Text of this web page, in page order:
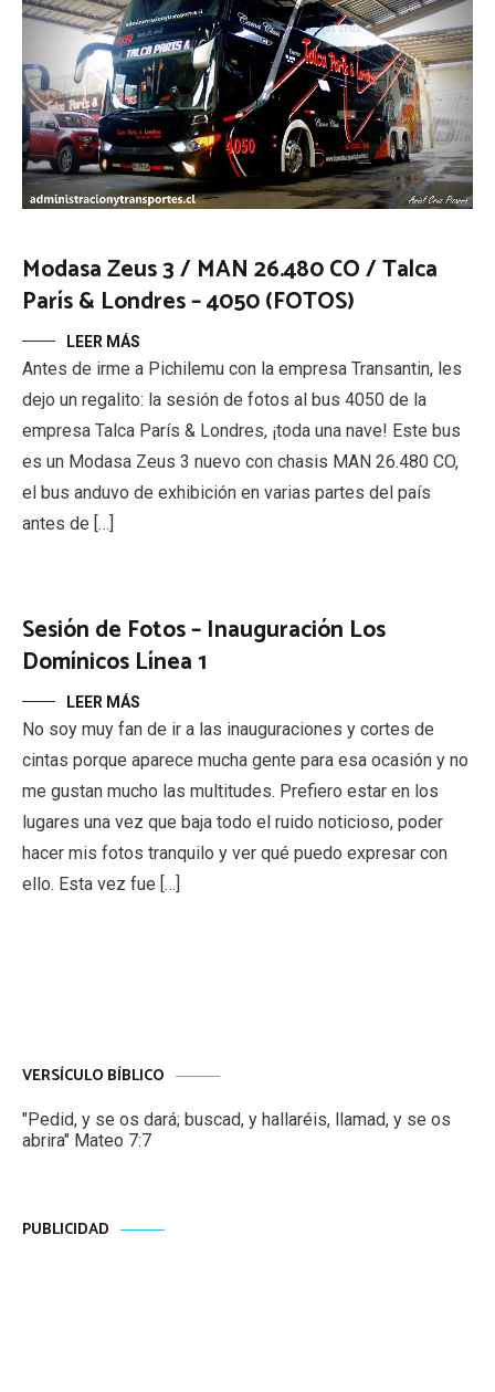
Modasa Zeus 3 / MAN 26.480 CO / Talca
París & Londres – 4050 (FOTOS)
LEER MÁS
Antes de irme a Pichilemu con la empresa Transantin, les
dejo un regalito: la sesión de fotos al bus 4050 de la
empresa Talca París & Londres, ¡toda una nave! Este bus
es un Modasa Zeus 3 nuevo con chasis MAN 26.480 CO,
el bus anduvo de exhibición en varias partes del país
antes de […]
Sesión de Fotos – Inauguración Los
Domínicos Línea 1
LEER MÁS
No soy muy fan de ir a las inauguraciones y cortes de
cintas porque aparece mucha gente para esa ocasión y no
me gustan mucho las multitudes. Prefiero estar en los
lugares una vez que baja todo el ruido noticioso, poder
hacer mis fotos tranquilo y ver qué puedo expresar con
ello. Esta vez fue […]
VERSÍCULO BÍBLICO
"Pedid, y se os dará; buscad, y hallaréis, llamad, y se os
abrira" Mateo 7:7
PUBLICIDAD